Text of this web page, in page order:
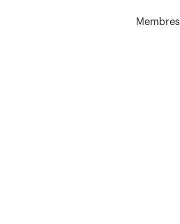
Membres